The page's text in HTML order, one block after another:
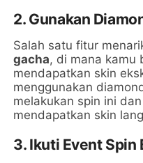
2. Gunakan
Salah satu fitur
gacha, di mana kamu
mendapatkan skin
menggunakan
melakukan spin ini
mendapatkan skin
3. Ikuti Event Spin